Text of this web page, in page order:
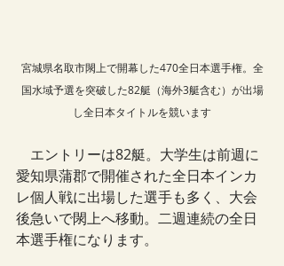
宮城県名取市閖上で開幕した470全日本選手権。全
国水域予選を突破した82艇（海外3艇含む）が出場
し全日本タイトルを競います
エントリーは82艇。大学生は前週に
愛知県蒲郡で開催された全日本インカ
レ個人戦に出場した選手も多く、大会
後急いで閖上へ移動。二週連続の全日
本選手権になります。